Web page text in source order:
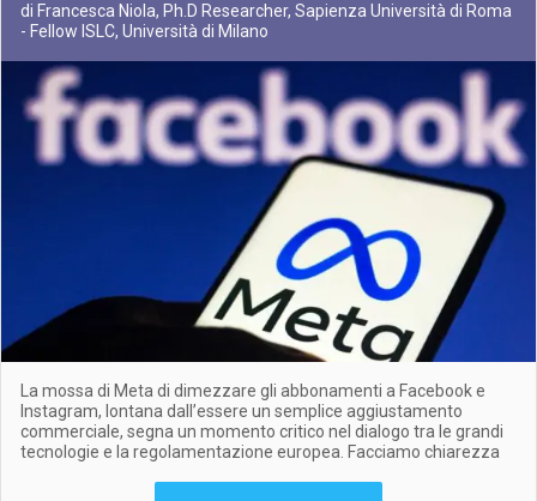
di Francesca Niola, Ph.D Researcher, Sapienza Università di Roma
- Fellow ISLC, Università di Milano
La mossa di Meta di dimezzare gli abbonamenti a Facebook e
Instagram, lontana dall’essere un semplice aggiustamento
commerciale, segna un momento critico nel dialogo tra le grandi
tecnologie e la regolamentazione europea. Facciamo chiarezza